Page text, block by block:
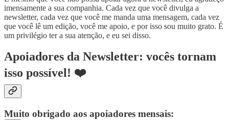
imensamente a sua companhia. Cada vez que você divulga a
newsletter, cada vez que você me manda uma mensagem, cada vez
que você lê um edição, você me apoio, e por isso sou muito grato. É
um privilégio ter a sua atenção, e eu sei disso.
Apoiadores da Newsletter: vocês tornam
isso possível! ❤️
Muito obrigado aos apoiadores mensais: